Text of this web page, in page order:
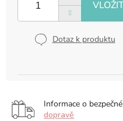
Dotaz k produktu
Informace o bezpečné
dopravě